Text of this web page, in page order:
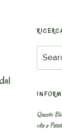
for:
Questo
vita a